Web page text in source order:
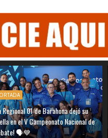
Regional 01 de Barahona dejó su
en el V Campeonato Nacional de
🗣️💙